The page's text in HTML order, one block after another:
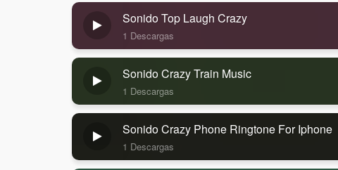
Sonido Top Laugh Crazy
1 Descargas
Sonido Crazy Train Music
1 Descargas
Sonido Crazy Phone Ringtone For Iphone
1 Descargas